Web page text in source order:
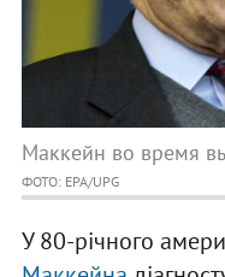
Маккейн во время
ФОТО: EPA/UPG
У 80-річного